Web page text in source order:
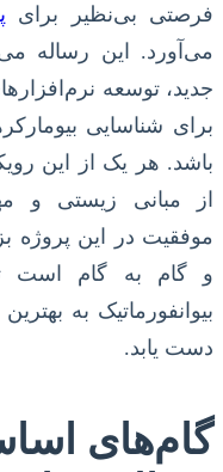
فرصتی بی‌نظیر برای
می‌آورد. این رساله
جدید، توسعه
برای شناسایی
باشد. هر یک از این
از مبانی زیستی و
موفقیت در این پروژه
و گام به گام است تا
بیوانفورماتیک به
دست یابد.
گام‌های